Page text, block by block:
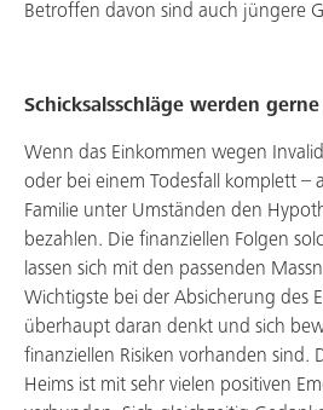
Betroffen davon sind auch jüngere
Schicksalsschläge werden
Wenn das Einkommen wegen
oder bei einem Todesfall komplett –
Familie unter Umständen den
bezahlen. Die finanziellen Folgen
lassen sich mit den passenden
Wichtigste bei der Absicherung des
überhaupt daran denkt und sich
finanziellen Risiken vorhanden sind.
Heims ist mit sehr vielen positiven